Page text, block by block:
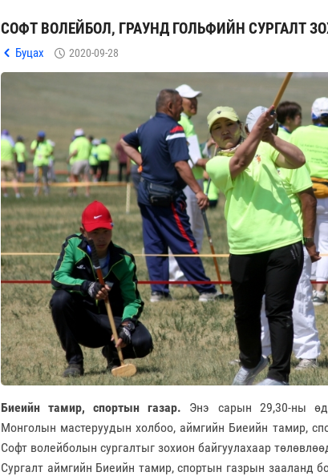
СОФТ ВОЛЕЙБОЛ, ГРАУНД ГОЛЬФИЙН СУРГАЛТ
Буцах 2020-09-28
Биеийн тамир, спортын газар. Энэ сарын 29,30-ны
Монголын мастеруудын холбоо, аймгийн Биеийн тамир,
Софт волейболын сургалтыг зохион байгуулахаар
Сургалт аймгийн Биеийн тамир, спортын газрын зааланд